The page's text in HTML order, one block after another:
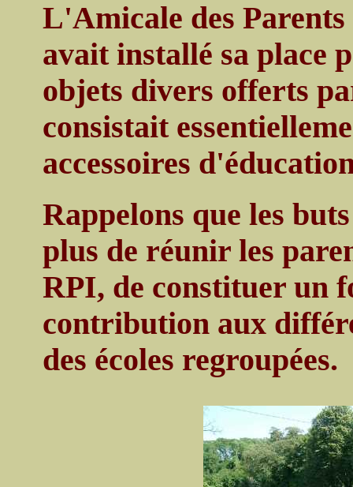
L'Amicale des
avait installé sa place
objets divers offerts
consistait
accessoires
Rappelons que les
plus de réunir les
RPI, de constituer un
contribution aux
des écoles regroupées.